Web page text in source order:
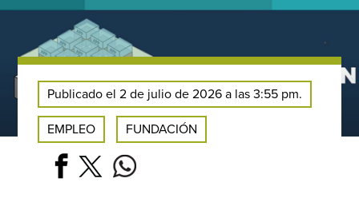
Publicado el 2 de julio de 2026 a las 3:55 pm.
EMPLEO FUNDACIÓN